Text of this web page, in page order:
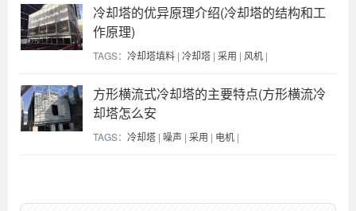
冷却塔的优异原理介绍(冷却塔的结构和工
作原理)
TAGS： 冷却塔填料 | 冷却塔 | 采用 | 风机 |
方形横流式冷却塔的主要特点(方形横流冷
却塔怎么安
TAGS： 冷却塔 | 噪声 | 采用 | 电机 |